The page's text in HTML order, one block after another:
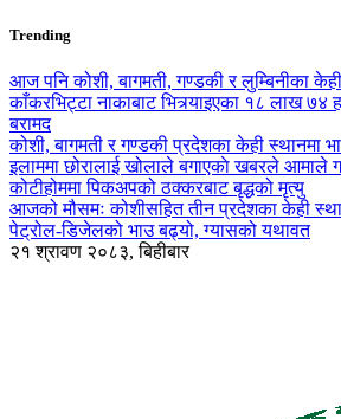
Trending
आज पनि कोशी, बागमती, गण्डकी र लुम्बिनीका केही
काँकरभिट्टा नाकाबाट भित्र्याइएका १८ लाख ७४
बरामद
कोशी, बागमती र गण्डकी प्रदेशका केही स्थानमा
इलाममा छोरालाई खोलाले बगाएकाे खबरले आमाले
कोटीहोममा पिकअपको ठक्करबाट बृद्धको मृत्यु
आजको मौसमः कोशीसहित तीन प्रदेशका केही
पेट्रोल-डिजेलको भाउ बढ्यो, ग्यासको यथावत
२१ श्रावण २०८३, बिहीबार